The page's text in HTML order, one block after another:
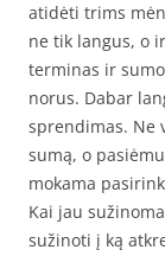
atidėti trims
ne tik langus, o
terminas ir
norus. Dabar
sprendimas. Ne
sumą, o
mokama
Kai jau
sužinoti į ką